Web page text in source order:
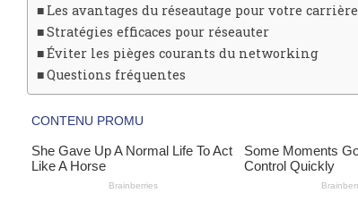
Les avantages du réseautage pour votre carrière
Stratégies efficaces pour réseauter
Éviter les pièges courants du networking
Questions fréquentes